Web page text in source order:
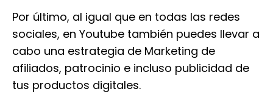
Por último, al igual que en todas las redes
sociales, en Youtube también puedes llevar a
cabo una estrategia de Marketing de
afiliados, patrocinio e incluso publicidad de
tus productos digitales.